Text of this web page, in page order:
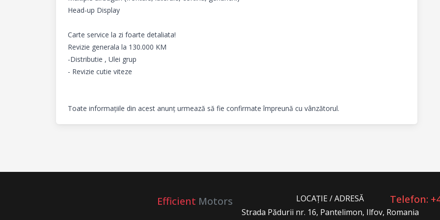
Head-up Display
Carte service la zi foarte detaliata!
Revizie generala la 130.000 KM
-Distributie , Ulei grup
- Revizie cutie viteze
Toate informațiile din acest anunț urmează să fie confirmate împreună cu vânzătorul.
Efficient Motors
LOCAȚIE / ADRESĂ
Strada Pădurii nr. 16, Pantelimon, Ilfov, Romania
Telefon: